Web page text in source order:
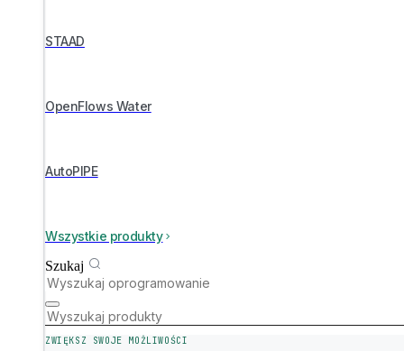
STAAD
OpenFlows Water
AutoPIPE
Wszystkie produkty
Szukaj
ZWIĘKSZ SWOJE MOŻLIWOŚCI